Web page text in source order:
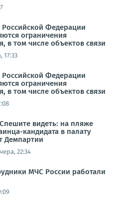
Федерации
ограничения
в том числе объектов связи
17:33
Федерации
ограничения
в том числе объектов связи
видеть: на пляже
кандидата в палату
Демпартии
22:34
МЧС России работали